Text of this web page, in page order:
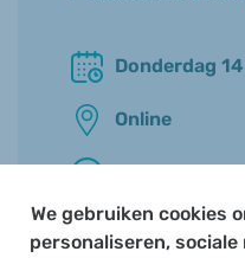
Donderdag
Online
Voor
We gebruiken cookies
personaliseren,